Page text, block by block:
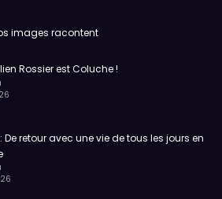
images racontent
Rossier est Coluche !
: De retour avec une vie de tous les jours en